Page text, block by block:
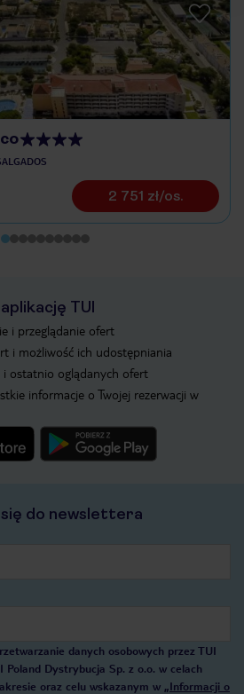
2 751 zł/os.
TUI
i przeglądanie ofert
i możliwość ich udostępniania
i ostatnio oglądanych ofert
informacje o Twojej rezerwacji w
się do newslettera
danych osobowych przez TUI
Poland Dystrybucja Sp. z o.o. w celach
oraz celu wskazanym w „Informacji o